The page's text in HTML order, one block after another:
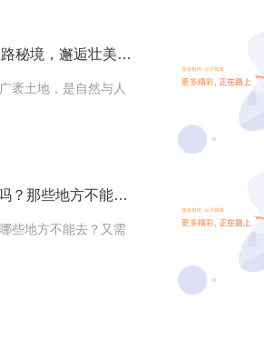
2025年新疆旅游攻略：探秘丝路秘境，邂逅壮美山河
袤土地，是自然与人
国外友人去新疆旅游能自由行吗？那些地方不能去？需要办理什么手续？
些地方不能去？又需